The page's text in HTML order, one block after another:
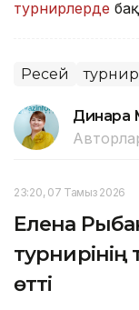
турнирлерде
Ресей турнир
Динара
23:20, 07 Тамыз 2026
Елена
өтті